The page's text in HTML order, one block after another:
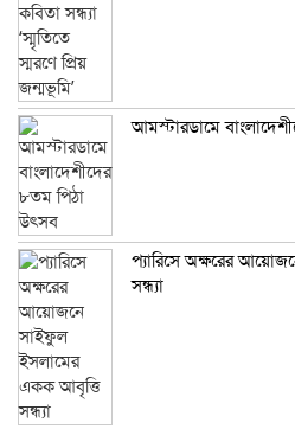
আমস্টারডামে
প্যারিসে অক্ষরের
সন্ধ্যা